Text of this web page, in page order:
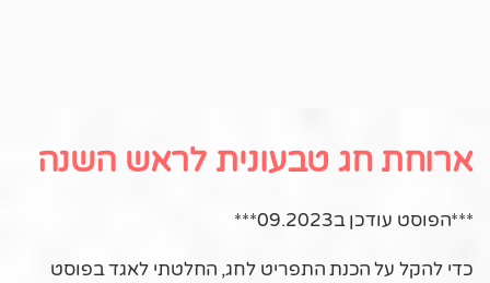
ארוחת חג טבעונית לראש השנה
***הפוסט עודכן ב09.2023***
כדי להקל על הכנת התפריט לחג, החלטתי לאגד בפוסט